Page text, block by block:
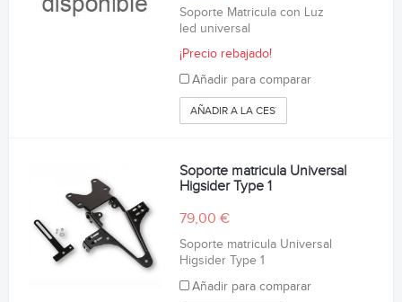
Soporte Matricula con Luz
led universal
¡Precio rebajado!
Añadir para comparar
AÑADIR A LA CESTA
Soporte matricula Universal
Higsider Type 1
79,00 €
Soporte matricula Universal
Higsider Type 1
Añadir para comparar